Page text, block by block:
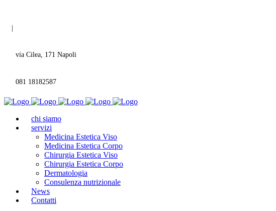
via Cilea, 171 Napoli
081 18182587
chi siamo
servizi
Medicina Estetica Viso
Medicina Estetica Corpo
Chirurgia Estetica Viso
Chirurgia Estetica Corpo
Dermatologia
Consulenza nutrizionale
News
Contatti